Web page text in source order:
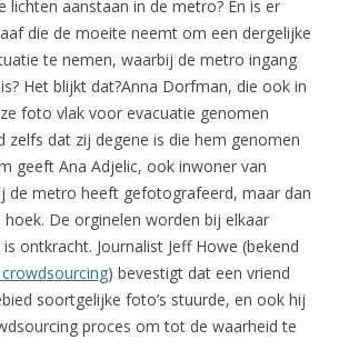
lichten aanstaan in de metro? En is er
die de moeite neemt om een dergelijke
te nemen, waarbij de metro ingang
Het blijkt dat?Anna Dorfman, die ook in
foto vlak voor evacuatie genomen
zelfs dat zij degene is die hem genomen
geeft Ana Adjelic, ook inwoner van
de metro heeft gefotografeerd, maar dan
De orginelen worden bij elkaar
ontkracht. Journalist Jeff Howe (bekend
) bevestigt dat een vriend
soortgelijke foto’s stuurde, en ook hij
proces om tot de waarheid te